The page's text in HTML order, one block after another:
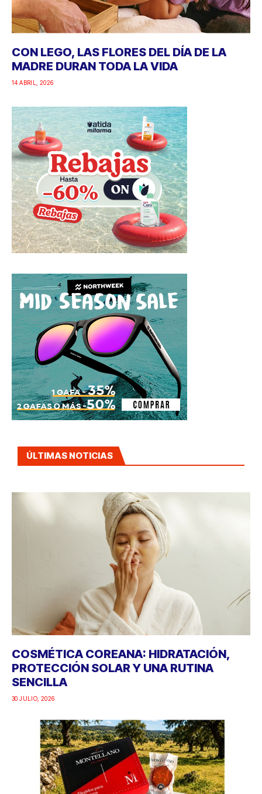
CON LEGO, LAS FLORES DEL DÍA DE LA
MADRE DURAN TODA LA VIDA
14 ABRIL, 2026
ÚLTIMAS NOTICIAS
COSMÉTICA COREANA: HIDRATACIÓN,
PROTECCIÓN SOLAR Y UNA RUTINA
SENCILLA
30 JULIO, 2026